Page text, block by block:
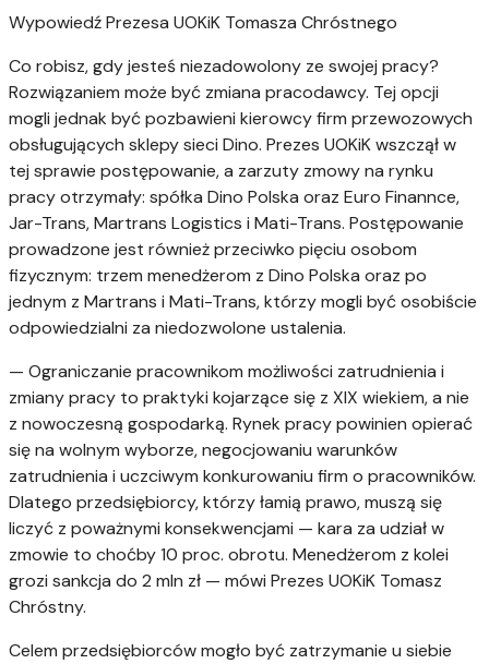
Wypowiedź Prezesa UOKiK Tomasza Chróstnego
Co robisz, gdy jesteś niezadowolony ze swojej pracy?
Rozwiązaniem może być zmiana pracodawcy. Tej opcji
mogli jednak być pozbawieni kierowcy firm przewozowych
obsługujących sklepy sieci Dino. Prezes UOKiK wszczął w
tej sprawie postępowanie, a zarzuty zmowy na rynku
pracy otrzymały: spółka Dino Polska oraz Euro Finannce,
Jar-Trans, Martrans Logistics i Mati-Trans. Postępowanie
prowadzone jest również przeciwko pięciu osobom
fizycznym: trzem menedżerom z Dino Polska oraz po
jednym z Martrans i Mati-Trans, którzy mogli być osobiście
odpowiedzialni za niedozwolone ustalenia.
— Ograniczanie pracownikom możliwości zatrudnienia i
zmiany pracy to praktyki kojarzące się z XIX wiekiem, a nie
z nowoczesną gospodarką. Rynek pracy powinien opierać
się na wolnym wyborze, negocjowaniu warunków
zatrudnienia i uczciwym konkurowaniu firm o pracowników.
Dlatego przedsiębiorcy, którzy łamią prawo, muszą się
liczyć z poważnymi konsekwencjami — kara za udział w
zmowie to choćby 10 proc. obrotu. Menedżerom z kolei
grozi sankcja do 2 mln zł — mówi Prezes UOKiK Tomasz
Chróstny.
Celem przedsiębiorców mogło być zatrzymanie u siebie